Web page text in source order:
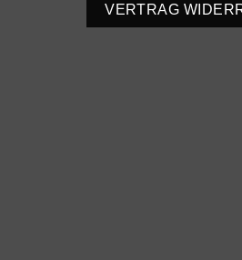
VERTRAG